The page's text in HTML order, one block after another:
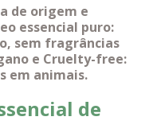
de origem e
essencial puro:
sem fragrâncias
e Cruelty-free:
em animais.
de